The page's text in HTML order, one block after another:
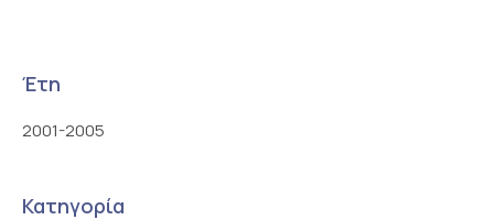
Έτη
2001-2005
Κατηγορία